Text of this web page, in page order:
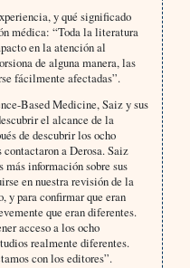
y qué significado
médica: “Toda la literatura
en la atención al
de alguna manera, las
fácilmente afectadas”.
Based Medicine, Saiz y sus
el alcance de la
de descubrir los ocho
a Derosa. Saiz
información sobre sus
en nuestra revisión de la
y para confirmar que eran
que eran diferentes.
acceso a los ocho
realmente diferentes.
con los editores”.